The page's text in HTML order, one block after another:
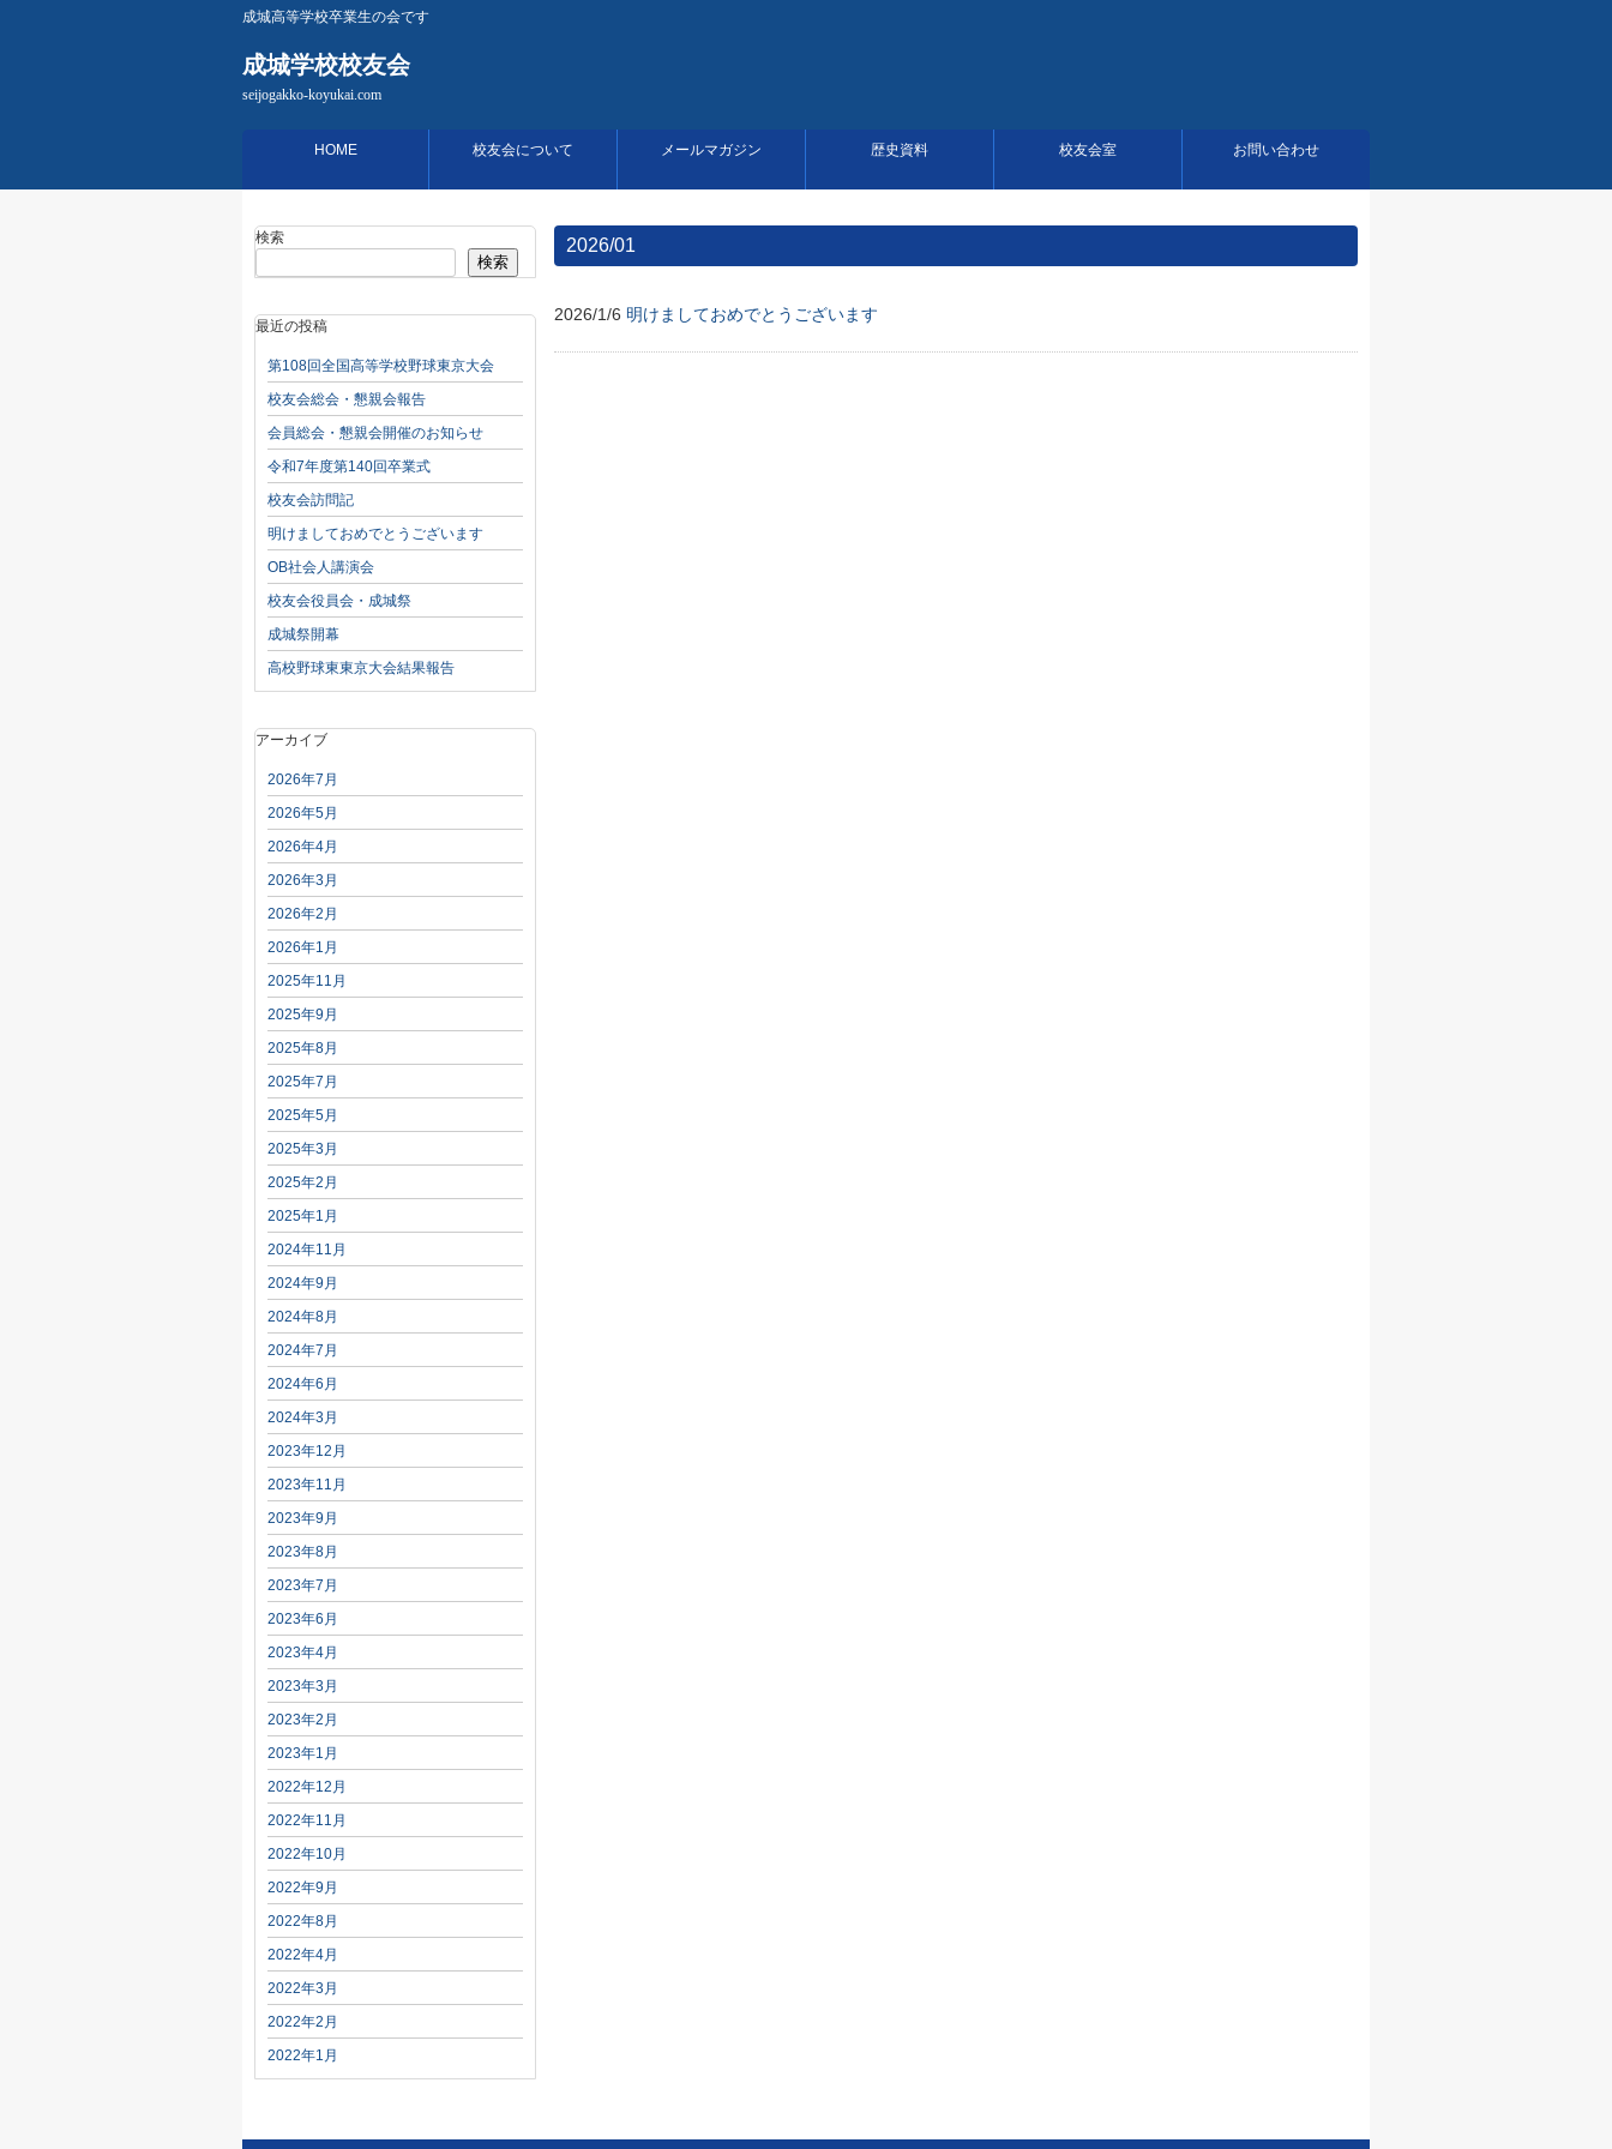
成城高等学校卒業生の会です
成城学校校友会
seijogakko-koyukai.com
HOME 校友会について メールマガジン 歴史資料 校友会室 お問い合わせ
2026/01
2026/1/6 明けましておめでとうございます
検索
検索
最近の投稿
第108回全国高等学校野球東京大会
校友会総会・懇親会報告
会員総会・懇親会開催のお知らせ
令和7年度第140回卒業式
校友会訪問記
明けましておめでとうございます
OB社会人講演会
校友会役員会・成城祭
成城祭開幕
高校野球東東京大会結果報告
アーカイブ
2026年7月
2026年5月
2026年4月
2026年3月
2026年2月
2026年1月
2025年11月
2025年9月
2025年8月
2025年7月
2025年5月
2025年3月
2025年2月
2025年1月
2024年11月
2024年9月
2024年8月
2024年7月
2024年6月
2024年3月
2023年12月
2023年11月
2023年9月
2023年8月
2023年7月
2023年6月
2023年4月
2023年3月
2023年2月
2023年1月
2022年12月
2022年11月
2022年10月
2022年9月
2022年8月
2022年4月
2022年3月
2022年2月
2022年1月